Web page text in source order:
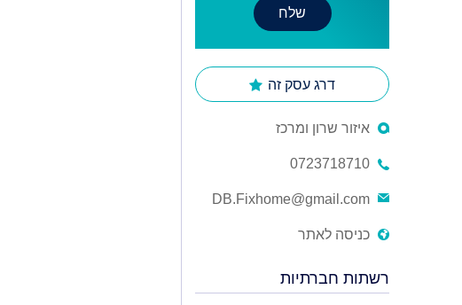
דרג עסק זה
איזור שרון ומרכז
0723718710
DB.Fixhome@gmail.com
כניסה לאתר
רשתות חברתיות